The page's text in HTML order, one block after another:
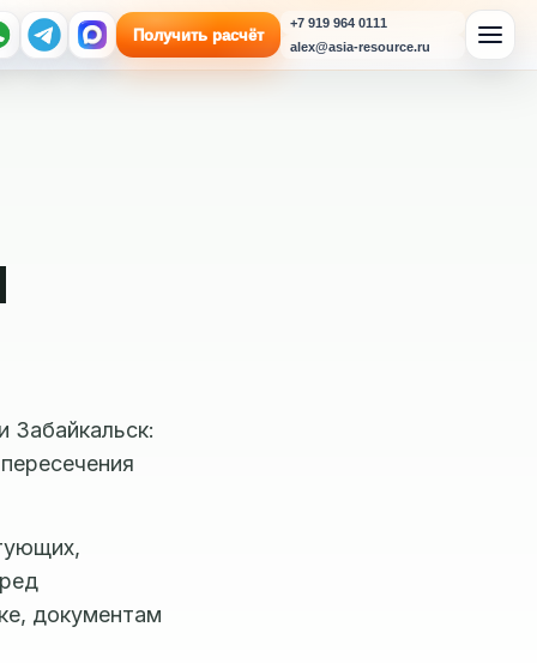
Получить расчёт
+7 919 964 0111
alex@asia-resource.ru
Забайкальск:
документам